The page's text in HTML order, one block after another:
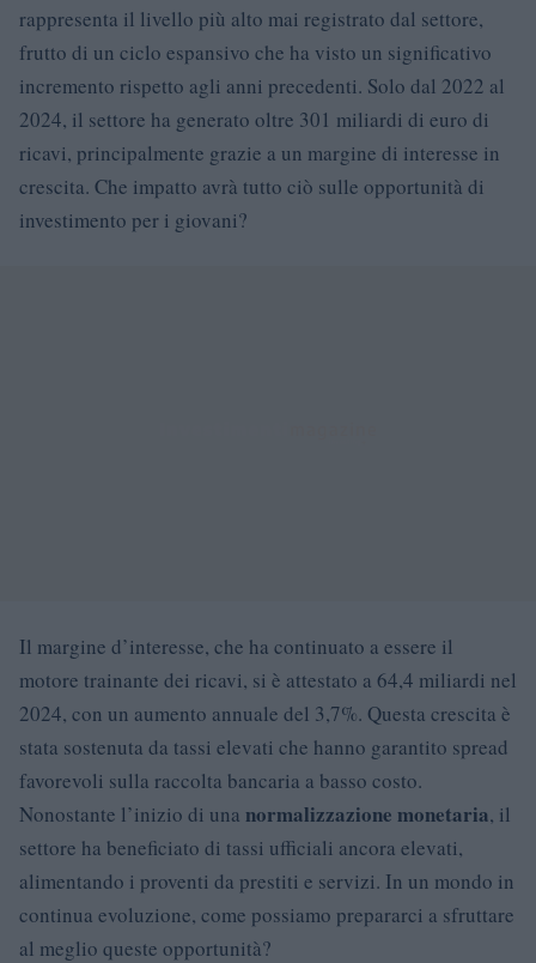
rappresenta il livello più alto mai registrato dal settore,
frutto di un ciclo espansivo che ha visto un significativo
incremento rispetto agli anni precedenti. Solo dal 2022 al
2024, il settore ha generato oltre 301 miliardi di euro di
ricavi, principalmente grazie a un margine di interesse in
crescita. Che impatto avrà tutto ciò sulle opportunità di
investimento per i giovani?
Il margine d’interesse, che ha continuato a essere il
motore trainante dei ricavi, si è attestato a 64,4 miliardi nel
2024, con un aumento annuale del 3,7%. Questa crescita è
stata sostenuta da tassi elevati che hanno garantito spread
favorevoli sulla raccolta bancaria a basso costo.
Nonostante l’inizio di una normalizzazione monetaria, il
settore ha beneficiato di tassi ufficiali ancora elevati,
alimentando i proventi da prestiti e servizi. In un mondo in
continua evoluzione, come possiamo prepararci a sfruttare
al meglio queste opportunità?